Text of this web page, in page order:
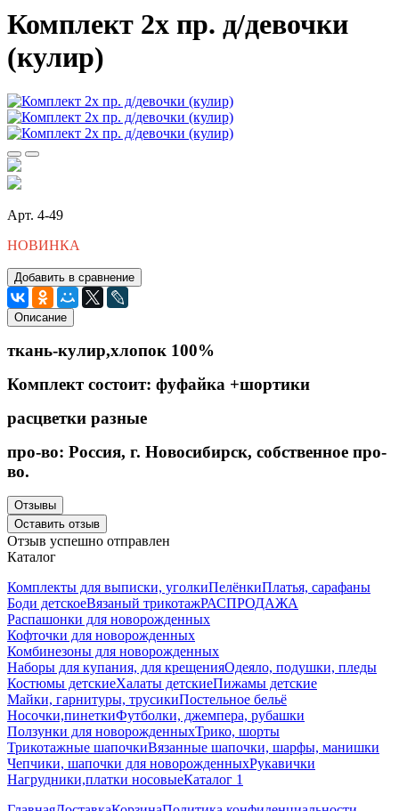
Комплект 2х пр. д/девочки
(кулир)
Арт. 4-49
НОВИНКА
Добавить в сравнение
Описание
ткань-кулир,хлопок 100%
Комплект состоит: фуфайка +шортики
расцветки разные
про-во: Россия, г. Новосибирск, собственное про-
во.
Отзывы
Оставить отзыв
Отзыв успешно отправлен
Каталог
Комплекты для выписки, уголкиПелёнкиПлатья, сарафаны
Боди детскоеВязаный трикотажРАСПРОДАЖА
Распашонки для новорожденных
Кофточки для новорожденных
Комбинезоны для новорожденных
Наборы для купания, для крещенияОдеяло, подушки, пледы
Костюмы детскиеХалаты детскиеПижамы детские
Майки, гарнитуры, трусикиПостельное бельё
Носочки,пинеткиФутболки, джемпера, рубашки
Ползунки для новорожденныхТрико, шорты
Трикотажные шапочкиВязанные шапочки, шарфы, манишки
Чепчики, шапочки для новорожденныхРукавички
Нагрудники,платки носовыеКаталог 1